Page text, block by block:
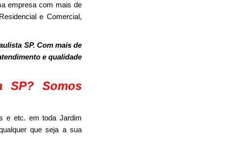
empresa com mais de
e Comercial,
SP. Com mais de
e qualidade
SP? Somos
e etc. em toda Jardim
que seja a sua